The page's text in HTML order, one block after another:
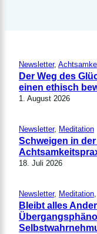
Newsletter,
Der Weg des
einen ethisch
1. August 2026
Newsletter, Meditation
Schweigen in
18. Juli 2026
Newsletter, Meditation,
Bleibt alles